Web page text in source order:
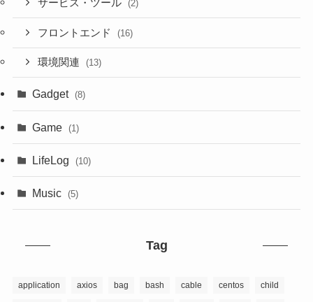
サービス・ツール (2)
フロントエンド (16)
環境関連 (13)
Gadget (8)
Game (1)
LifeLog (10)
Music (5)
Tag
application axios bag bash cable centos child